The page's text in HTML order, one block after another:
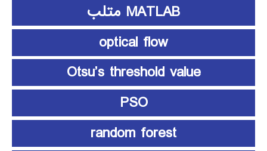
MATLAB متلب
optical flow
Otsu’s threshold value
PSO
random forest